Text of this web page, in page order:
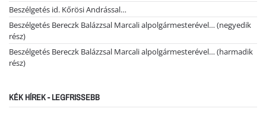
Beszélgetés id. Kőrösi Andrással…
Beszélgetés Bereczk Balázzsal Marcali alpolgármesterével… (negyedik
rész)
Beszélgetés Bereczk Balázzsal Marcali alpolgármesterével… (harmadik
rész)
KÉK HÍREK - LEGFRISSEBB